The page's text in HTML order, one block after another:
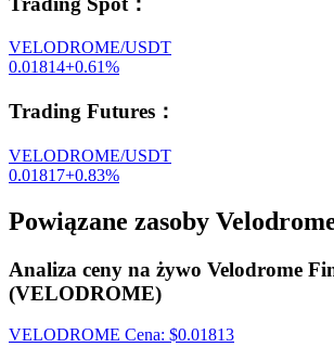
VELODROME/USDT
0.01814+0.61%
Trading Futures ：
VELODROME/USDT
0.01817+0.83%
Powiązane zasoby
Analiza ceny na żywo Velodrome
(VELODROME)
VELODROME Cena: $0.01813